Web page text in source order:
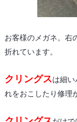
お客様のメガネ。右
折れています。
クリングスは細
れをおこしたり修理